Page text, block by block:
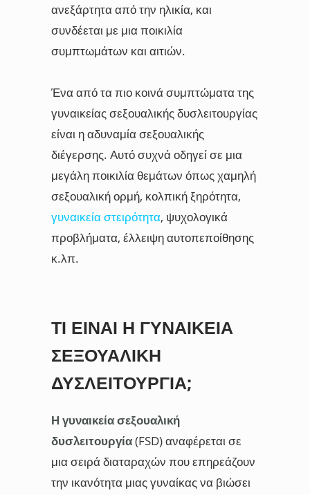
ανεξάρτητα από την ηλικία, και
συνδέεται με μια ποικιλία
συμπτωμάτων και αιτιών.
Ένα από τα πιο κοινά συμπτώματα της
γυναικείας σεξουαλικής δυσλειτουργίας
είναι η αδυναμία σεξουαλικής
διέγερσης. Αυτό συχνά οδηγεί σε μια
μεγάλη ποικιλία θεμάτων όπως χαμηλή
σεξουαλική ορμή, κολπική ξηρότητα,
γυναικεία στειρότητα, ψυχολογικά
προβλήματα, έλλειψη αυτοπεποίθησης
κ.λπ.
ΤΙ ΕΊΝΑΙ Η ΓΥΝΑΙΚΕΊΑ
ΣΕΞΟΥΑΛΙΚΉ
ΔΥΣΛΕΙΤΟΥΡΓΊΑ;
Η γυναικεία σεξουαλική
δυσλειτουργία(FSD) αναφέρεται σε
μια σειρά διαταραχών που επηρεάζουν
την ικανότητα μιας γυναίκας να βιώσει